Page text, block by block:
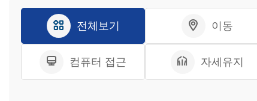
전체보기 이동
컴퓨터 접근 자세유지